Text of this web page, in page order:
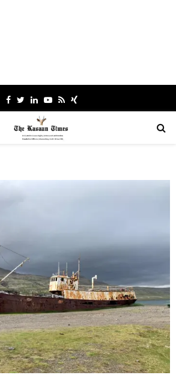
Facebook
TwitterLinkedinYoutube
RssXing